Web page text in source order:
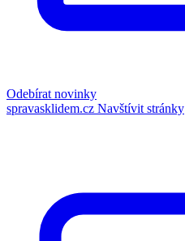
Odebírat novinky
spravasklidem.cz Navštívit stránky